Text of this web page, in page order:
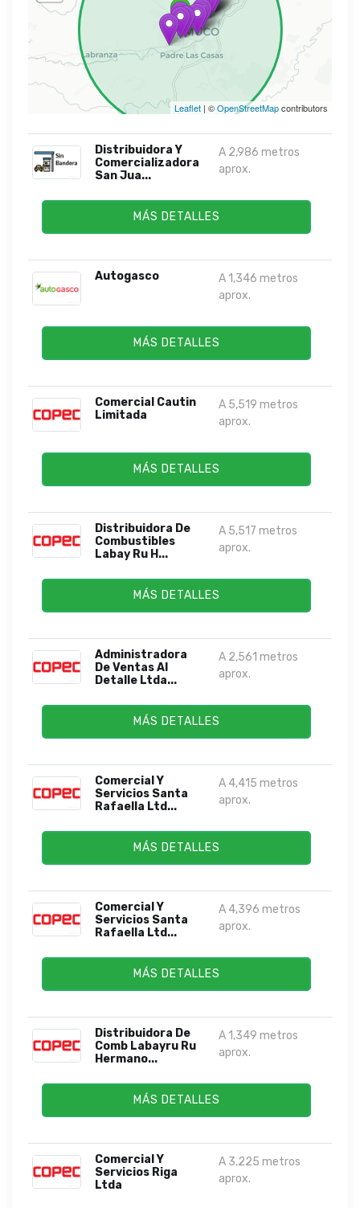
Leaflet | ©OpenStreetMapcontributors
Distribuidora Y
Comercializadora
San Jua...
A 2,986 metros
aprox.
MÁS DETALLES
Autogasco
A 1,346 metros
aprox.
MÁS DETALLES
Comercial Cautin
Limitada
A 5,519 metros
aprox.
MÁS DETALLES
Distribuidora De
Combustibles
Labay Ru H...
A 5,517 metros
aprox.
MÁS DETALLES
Administradora
De Ventas Al
Detalle Ltda...
A 2,561 metros
aprox.
MÁS DETALLES
Comercial Y
Servicios Santa
Rafaella Ltd...
A 4,415 metros
aprox.
MÁS DETALLES
Comercial Y
Servicios Santa
Rafaella Ltd...
A 4,396 metros
aprox.
MÁS DETALLES
Distribuidora De
Comb Labayru Ru
Hermano...
A 1,349 metros
aprox.
MÁS DETALLES
Comercial Y
Servicios Riga
Ltda
A 3,225 metros
aprox.